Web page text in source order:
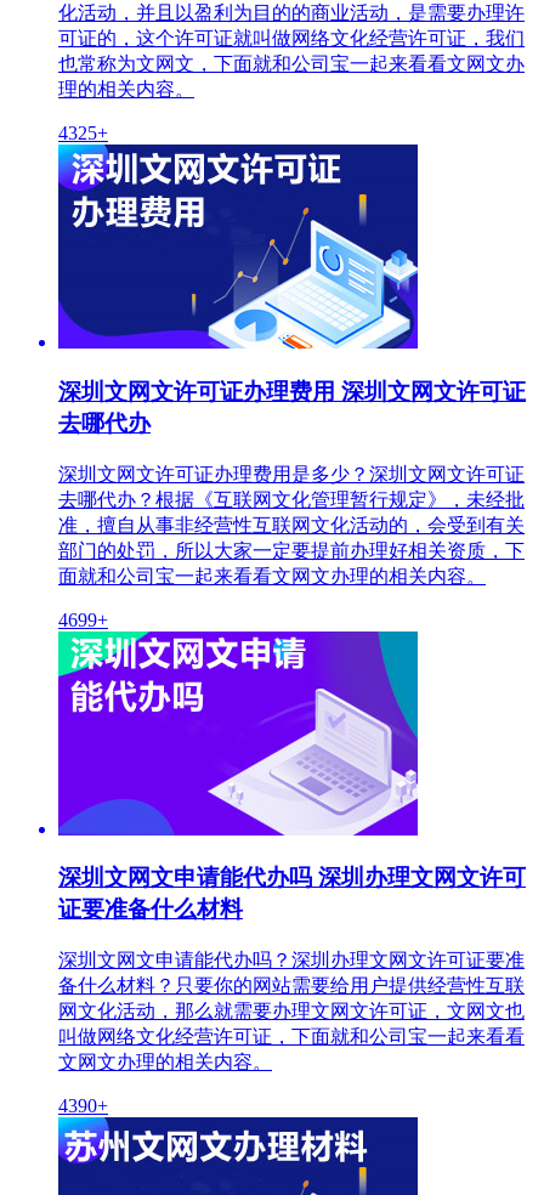
化活动，并且以盈利为目的的商业活动，是需要办理许
可证的，这个许可证就叫做网络文化经营许可证，我们
也常称为文网文，下面就和公司宝一起来看看文网文办
理的相关内容。
4325+
深圳文网文许可证办理费用 深圳文网文许可证
去哪代办
深圳文网文许可证办理费用是多少？深圳文网文许可证
去哪代办？根据《互联网文化管理暂行规定》，未经批
准，擅自从事非经营性互联网文化活动的，会受到有关
部门的处罚，所以大家一定要提前办理好相关资质，下
面就和公司宝一起来看看文网文办理的相关内容。
4699+
深圳文网文申请能代办吗 深圳办理文网文许可
证要准备什么材料
深圳文网文申请能代办吗？深圳办理文网文许可证要准
备什么材料？只要你的网站需要给用户提供经营性互联
网文化活动，那么就需要办理文网文许可证，文网文也
叫做网络文化经营许可证，下面就和公司宝一起来看看
文网文办理的相关内容。
4390+